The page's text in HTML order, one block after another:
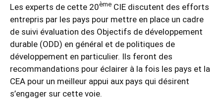
Les experts de cette 20ème CIE discutent des efforts
entrepris par les pays pour mettre en place un cadre
de suivi évaluation des Objectifs de développement
durable (ODD) en général et de politiques de
développement en particulier. Ils feront des
recommandations pour éclairer à la fois les pays et la
CEA pour un meilleur appui aux pays qui désirent
s’engager sur cette voie.